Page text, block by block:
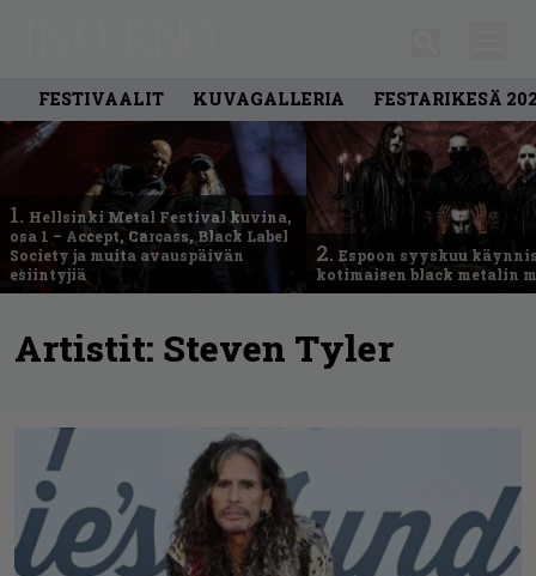
FESTIVAALIT KUVAGALLERIA FESTARIKESÄ
1. Hellsinki Metal Festival kuvina,
osa 1 – Accept, Carcass, Black Label
Society ja muita avauspäivän
esiintyjiä
2. Espoon syyskuu
kotimaisen black metalin
Artistit: Steven Tyler